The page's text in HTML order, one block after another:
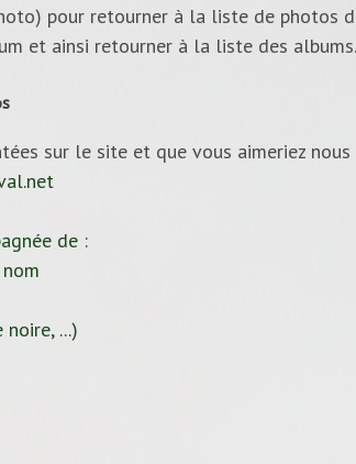
pour retourner à la liste de photos
et ainsi retourner à la liste des albums.
sur le site et que vous aimeriez
de :
...)